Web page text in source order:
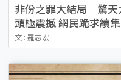
非份之罪大結局｜驚
頭極震撼 網民跪求續集
文 : 羅志宏